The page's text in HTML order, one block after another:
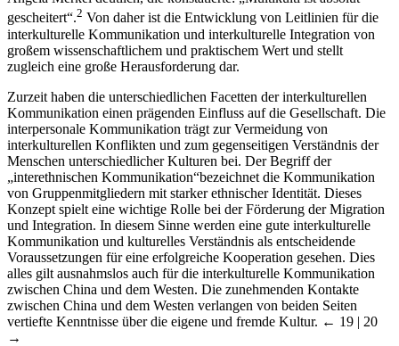
gescheitert“.2 Von daher ist die Entwicklung von Leitlinien für die
interkulturelle Kommunikation und interkulturelle Integration von
großem wissenschaftlichem und praktischem Wert und stellt
zugleich eine große Herausforderung dar.
Zurzeit haben die unterschiedlichen Facetten der interkulturellen
Kommunikation einen prägenden Einfluss auf die Gesellschaft. Die
interpersonale Kommunikation trägt zur Vermeidung von
interkulturellen Konflikten und zum gegenseitigen Verständnis der
Menschen unterschiedlicher Kulturen bei. Der Begriff der
„interethnischen Kommunikation“bezeichnet die Kommunikation
von Gruppenmitgliedern mit starker ethnischer Identität. Dieses
Konzept spielt eine wichtige Rolle bei der Förderung der Migration
und Integration. In diesem Sinne werden eine gute interkulturelle
Kommunikation und kulturelles Verständnis als entscheidende
Voraussetzungen für eine erfolgreiche Kooperation gesehen. Dies
alles gilt ausnahmslos auch für die interkulturelle Kommunikation
zwischen China und dem Westen. Die zunehmenden Kontakte
zwischen China und dem Westen verlangen von beiden Seiten
vertiefte Kenntnisse über die eigene und fremde Kultur. ← 19 | 20
→